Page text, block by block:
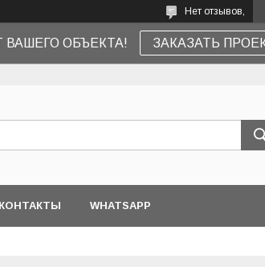
Нет отзывов,
ВАШЕГО ОБЪЕКТА! ЗАКАЗАТЬ
КОНТАКТЫ WHATSAPP